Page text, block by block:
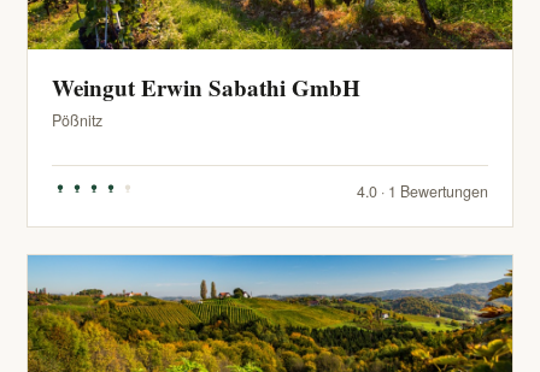
Weingut Erwin Sabathi GmbH
Pößnitz
4.0 · 1 Bewertungen